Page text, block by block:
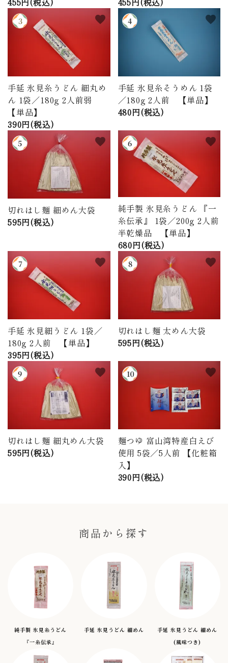
手延 氷見糸うどん 細丸め
ん 1袋／180g 2人前弱
【単品】
390円(税込)
favorite
手延 氷見糸そうめん 1袋
／180g 2人前 【単品】
480円(税込)
favorite
切れはし麺 細めん大袋
595円(税込)
favorite
純手製 氷見糸うどん 『一
糸伝承』 1袋／200g 2人前
半乾燥品 【単品】
680円(税込)
favorite
手延 氷見細うどん 1袋／
180g 2人前 【単品】
395円(税込)
favorite
切れはし麺 太めん大袋
595円(税込)
favorite
切れはし麺 細丸めん大袋
595円(税込)
favorite
麺つゆ 富山湾特産白えび
使用 5袋／5人前 【化粧箱
入】
390円(税込)
favorite
商品から探す
純手製 氷見糸うどん
『一糸伝承』
手延 氷見うどん 細めん
手延 氷見うどん 細めん
(風味つき)